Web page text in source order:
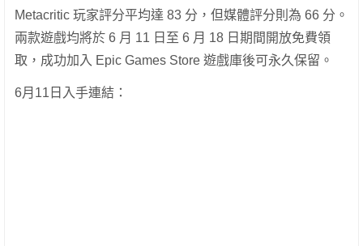
Metacritic 玩家評分平均達 83 分，但媒體評分則為 66 分。
兩款遊戲均將於 6 月 11 日至 6 月 18 日期間開放免費領
取，成功加入 Epic Games Store 遊戲庫後可永久保留。
6月11日入手連結：